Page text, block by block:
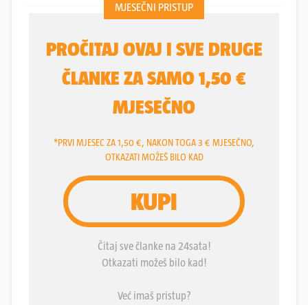
teško ubojstvo bivše supruge Andreje K. (30) i
izvršenju, sumnja se, pomogao Fran R. (31), koji je,
kako smo neslužbeno doznali, početkom tjedna
navodno priznao sudjelovanje u zločinu i
"prokazao" Andreja.